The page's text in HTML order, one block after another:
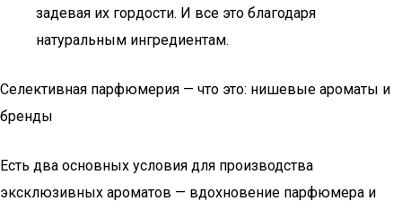
задевая их гордости. И все это благодаря
натуральным ингредиентам.
Селективная парфюмерия — что это: нишевые ароматы и
бренды
Есть два основных условия для производства
эксклюзивных ароматов — вдохновение парфюмера и